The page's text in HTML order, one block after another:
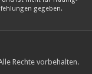
gegeben.
Rechte vorbehalten.